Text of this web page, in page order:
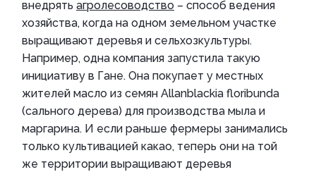
внедрять агролесоводство – способ ведения
хозяйства, когда на одном земельном участке
выращивают деревья и сельхозкультуры.
Например, одна компания запустила такую
инициативу в Гане. Она покупает у местных
жителей масло из семян Allanblackia floribunda
(сального дерева) для производства мыла и
маргарина. И если раньше фермеры занимались
только культивацией какао, теперь они на той
же территории выращивают деревья